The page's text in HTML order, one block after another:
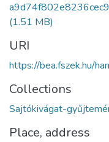
(1.51 MB)
URI
https://bea.fszek.hu/
Collections
Sajtókivágat-
Place, address